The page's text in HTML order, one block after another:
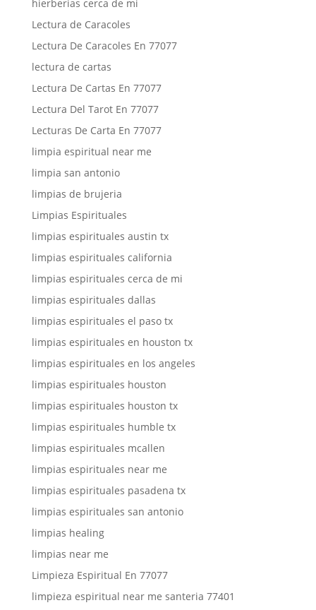
hierberias cerca de mi
Lectura de Caracoles
Lectura De Caracoles En 77077
lectura de cartas
Lectura De Cartas En 77077
Lectura Del Tarot En 77077
Lecturas De Carta En 77077
limpia espiritual near me
limpia san antonio
limpias de brujeria
Limpias Espirituales
limpias espirituales austin tx
limpias espirituales california
limpias espirituales cerca de mi
limpias espirituales dallas
limpias espirituales el paso tx
limpias espirituales en houston tx
limpias espirituales en los angeles
limpias espirituales houston
limpias espirituales houston tx
limpias espirituales humble tx
limpias espirituales mcallen
limpias espirituales near me
limpias espirituales pasadena tx
limpias espirituales san antonio
limpias healing
limpias near me
Limpieza Espiritual En 77077
limpieza espiritual near me santeria 77401